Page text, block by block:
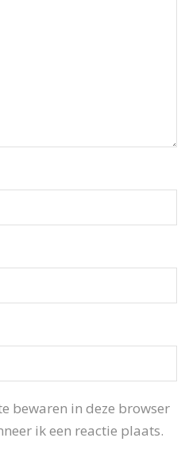
bewaren in deze browser
ik een reactie plaats.